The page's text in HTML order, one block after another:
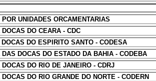
UNIDADES ORCAMENTARIAS
DO CEARA - CDC
DOCAS DO ESPIRITO SANTO - CODESA
DAS DOCAS DO ESTADO DA BAHIA - CODEBA
DO RIO DE JANEIRO - CDRJ
DO RIO GRANDE DO NORTE - CODERN